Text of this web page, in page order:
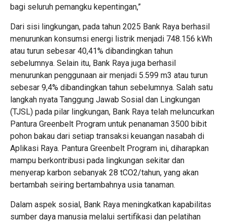
bagi seluruh pemangku kepentingan,”
Dari sisi lingkungan, pada tahun 2025 Bank Raya berhasil
menurunkan konsumsi energi listrik menjadi 748.156 kWh
atau turun sebesar 40,41% dibandingkan tahun
sebelumnya. Selain itu, Bank Raya juga berhasil
menurunkan penggunaan air menjadi 5.599 m3 atau turun
sebesar 9,4% dibandingkan tahun sebelumnya. Salah satu
langkah nyata Tanggung Jawab Sosial dan Lingkungan
(TJSL) pada pilar lingkungan, Bank Raya telah meluncurkan
Pantura Greenbelt Program untuk penanaman 3500 bibit
pohon bakau dari setiap transaksi keuangan nasabah di
Aplikasi Raya. Pantura Greenbelt Program ini, diharapkan
mampu berkontribusi pada lingkungan sekitar dan
menyerap karbon sebanyak 28 tCO2/tahun, yang akan
bertambah seiring bertambahnya usia tanaman.
Dalam aspek sosial, Bank Raya meningkatkan kapabilitas
sumber daya manusia melalui sertifikasi dan pelatihan